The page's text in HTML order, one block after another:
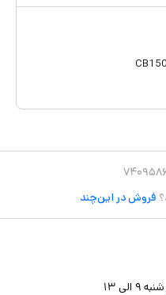
فروش در این‌چند